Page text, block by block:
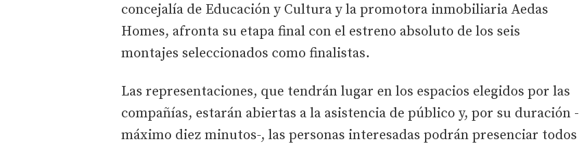
concejalía de Educación y Cultura y la promotora inmobiliaria Aedas
Homes, afronta su etapa final con el estreno absoluto de los seis
montajes seleccionados como finalistas.
Las representaciones, que tendrán lugar en los espacios elegidos por las
compañías, estarán abiertas a la asistencia de público y, por su duración -
máximo diez minutos-, las personas interesadas podrán presenciar todos